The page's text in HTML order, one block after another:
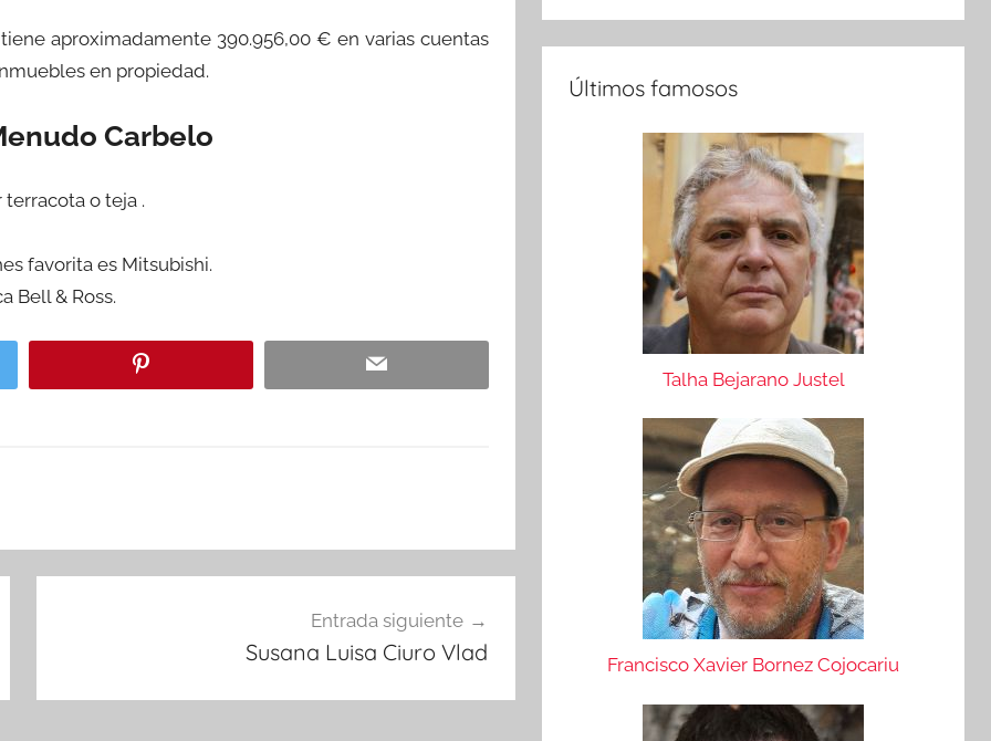
aproximadamente 390.956,00 € en varias cuentas
en propiedad.
Carbelo
o teja .
favorita es Mitsubishi.
Bell & Ross.
Entrada siguiente
Susana Luisa Ciuro Vlad
Últimos famosos
Talha Bejarano Justel
Francisco Xavier Bornez Cojocariu